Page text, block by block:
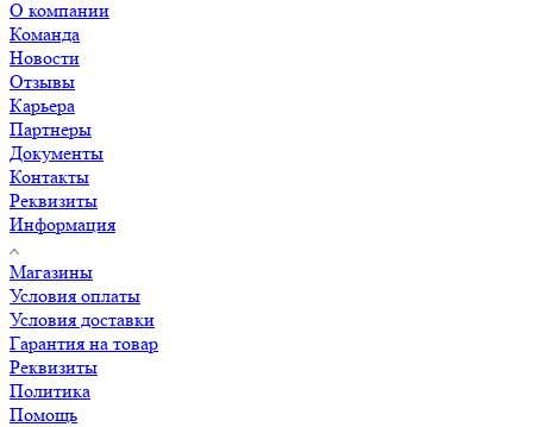
О компании
Команда
Новости
Отзывы
Карьера
Партнеры
Документы
Контакты
Реквизиты
Информация
Магазины
Условия оплаты
Условия доставки
Гарантия на товар
Реквизиты
Политика
Помощь